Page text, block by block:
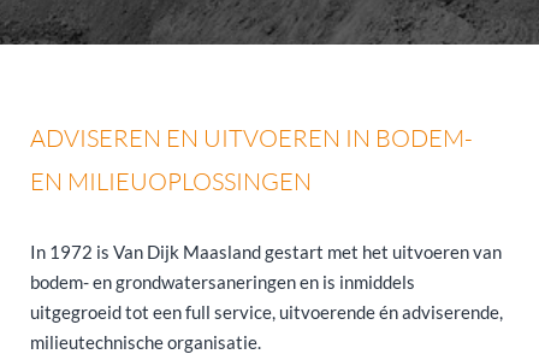
ADVISEREN EN UITVOEREN IN BODEM-
EN MILIEUOPLOSSINGEN
In 1972 is Van Dijk Maasland gestart met het uitvoeren van
bodem- en grondwatersaneringen en is inmiddels
uitgegroeid tot een full service, uitvoerende én adviserende,
milieutechnische organisatie.